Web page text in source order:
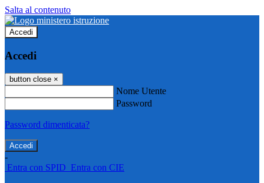
Salta al contenuto
Accedi
Accedi
button close ×
Nome Utente
Password
Password dimenticata?
-
Entra con SPID Entra con CIE